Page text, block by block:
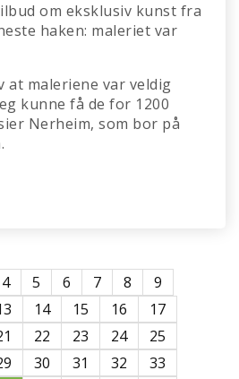
om eksklusiv kunst fra
haken: maleriet var
at maleriene var veldig
kunne få de for 1200
Nerheim, som bor på
4 5 6 7 8
9
14 15 16
17
22 23 24
25
30 31 32
33